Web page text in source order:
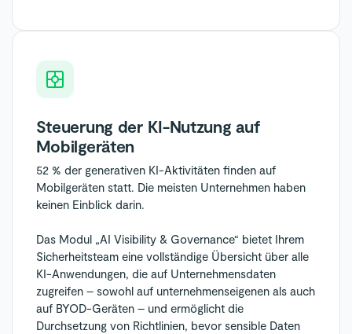
Steuerung der KI-Nutzung auf
Mobilgeräten
52 % der generativen KI-Aktivitäten finden auf
Mobilgeräten statt. Die meisten Unternehmen haben
keinen Einblick darin.
Das Modul „AI Visibility & Governance“ bietet Ihrem
Sicherheitsteam eine vollständige Übersicht über alle
KI-Anwendungen, die auf Unternehmensdaten
zugreifen – sowohl auf unternehmenseigenen als auch
auf BYOD-Geräten – und ermöglicht die
Durchsetzung von Richtlinien, bevor sensible Daten